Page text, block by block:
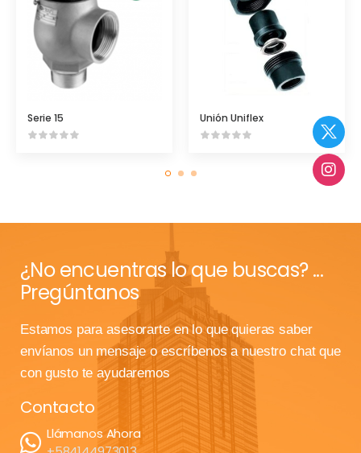
Serie 15 Unión Uniflex
¿No encuentras lo que buscas? ...
Pregúntanos
Estamos para asesorarte en lo que quieras saber
envíanos un mensaje o escríbenos a nuestro chat que
con gusto te ayudaremos
Contacto
Llámanos Ahora